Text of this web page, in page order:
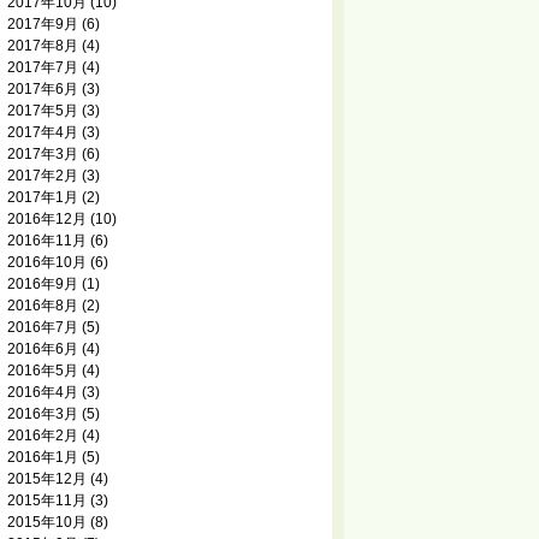
2017年9月 (6)
2017年8月 (4)
2017年7月 (4)
2017年6月 (3)
2017年5月 (3)
2017年4月 (3)
2017年3月 (6)
2017年2月 (3)
2017年1月 (2)
2016年12月 (10)
2016年11月 (6)
2016年10月 (6)
2016年9月 (1)
2016年8月 (2)
2016年7月 (5)
2016年6月 (4)
2016年5月 (4)
2016年4月 (3)
2016年3月 (5)
2016年2月 (4)
2016年1月 (5)
2015年12月 (4)
2015年11月 (3)
2015年10月 (8)